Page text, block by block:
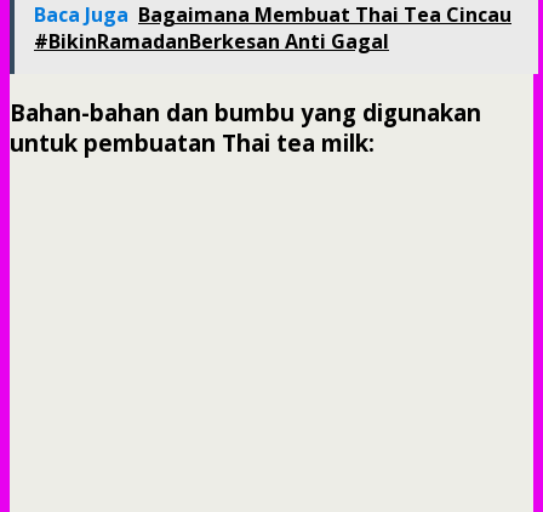
Baca Juga Bagaimana Membuat Thai Tea Cincau
#BikinRamadanBerkesan Anti Gagal
Bahan-bahan dan bumbu yang digunakan
untuk pembuatan Thai tea milk: